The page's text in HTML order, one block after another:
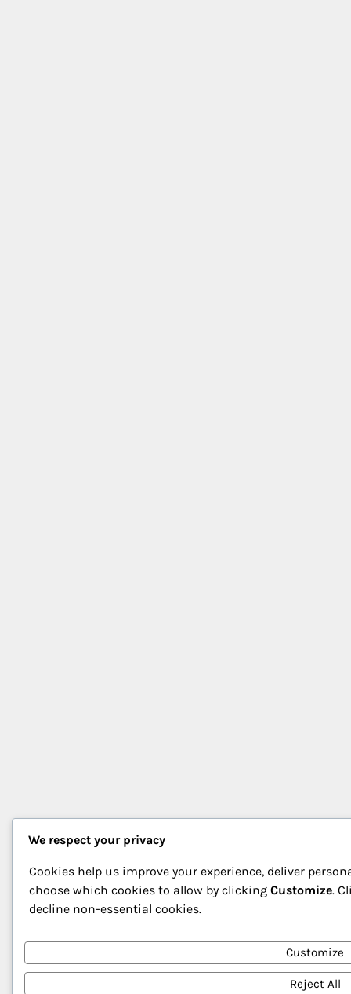
We respect your privacy
Cookies help us improve your experience, deliver
choose which cookies to allow by clicking Customize.
decline non-essential cookies.
Customize
Reject All